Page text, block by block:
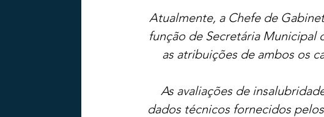
Atualmente, a Chefe de
função de Secretária
as atribuições de ambos os
As avaliações de
dados técnicos fornecidos